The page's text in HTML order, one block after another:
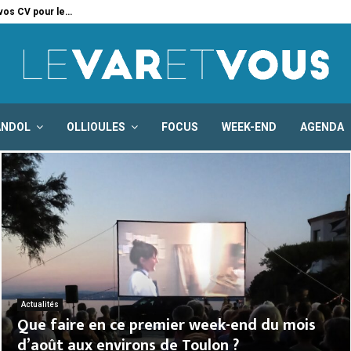
CV pour le…
OLLIOULES FOCUS WEEK-END AGENDA
Actualités
Que faire en ce premier week-end du mois
d’août aux environs de Toulon ?